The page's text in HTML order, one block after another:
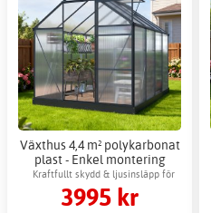
Växthus 4,4 m² polykarbonat
plast - Enkel montering
Kraftfullt skydd & ljusinsläpp för
odling
3995 kr